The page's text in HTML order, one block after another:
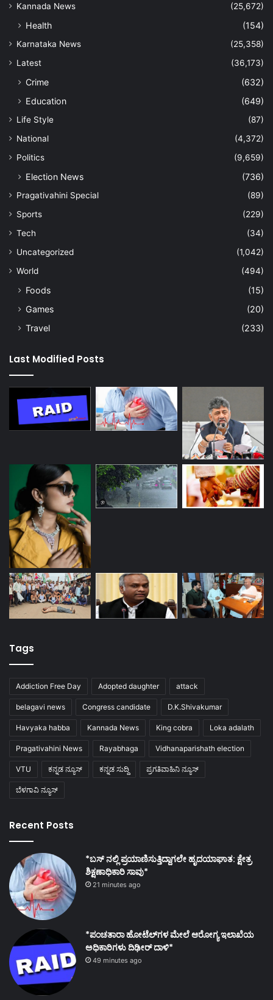
Kannada News
(25,672)
Health (154)
Karnataka News
(25,358)
Latest
(36,173)
Crime
(632)
Education
(649)
Life Style
(87)
National
(4,372)
Politics
(9,659)
Election News (736)
Pragativahini Special
(89)
Sports
(229)
Tech
(34)
Uncategorized
(1,042)
World
(494)
Foods
(15)
Games
(20)
Travel
(233)
Last Modified Posts
Tags
Addiction Free Day Adopted daughter attack
belagavi news Congress candidate D.K.Shivakumar
Havyaka habba Kannada News King cobra Loka adalath
Pragativahini News Rayabhaga Vidhanaparishath election
VTU ಕನ್ನಡ ನ್ಯೂಸ್ ಕನ್ನಡ ಸುದ್ದಿ ಪ್ರಗತಿವಾಹಿನಿ ನ್ಯೂಸ್
ಬೆಳಗಾವಿ ನ್ಯೂಸ್
Recent Posts
*ಬಸ್ ನಲ್ಲಿ ಪ್ರಯಾಣಿಸುತ್ತಿದ್ದಾಗಲೇ ಹೃದಯಾಘಾತ: ಕ್ಷೇತ್ರ
ಶಿಕ್ಷಣಾಧಿಕಾರಿ ಸಾವು*
21 minutes ago
*ಪಂಚತಾರಾ ಹೋಟೆಲ್‌ಗಳ ಮೇಲೆ ಆರೋಗ್ಯ ಇಲಾಖೆಯ
ಅಧಿಕಾರಿಗಳು ದಿಢೀರ್ ದಾಳಿ*
49 minutes ago